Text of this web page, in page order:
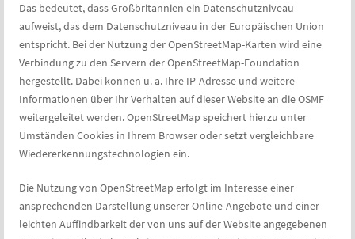
Das bedeutet, dass Großbritannien ein Datenschutzniveau
aufweist, das dem Datenschutzniveau in der Europäischen Union
entspricht. Bei der Nutzung der OpenStreetMap-Karten wird eine
Verbindung zu den Servern der OpenStreetMap-Foundation
hergestellt. Dabei können u. a. Ihre IP-Adresse und weitere
Informationen über Ihr Verhalten auf dieser Website an die OSMF
weitergeleitet werden. OpenStreetMap speichert hierzu unter
Umständen Cookies in Ihrem Browser oder setzt vergleichbare
Wiedererkennungstechnologien ein.
Die Nutzung von OpenStreetMap erfolgt im Interesse einer
ansprechenden Darstellung unserer Online-Angebote und einer
leichten Auffindbarkeit der von uns auf der Website angegebenen